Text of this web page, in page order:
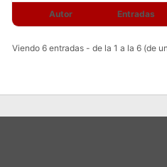
Autor Entradas
Viendo 6 entradas - de la 1 a la 6 (de